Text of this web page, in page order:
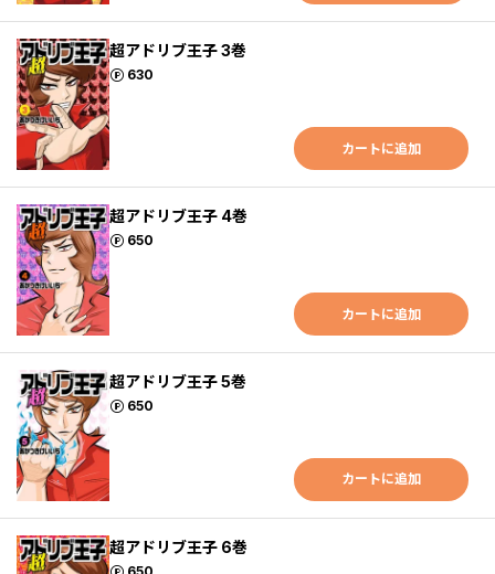
超アドリブ王子 3巻
630
ポイント
カートに追加
超アドリブ王子 4巻
650
ポイント
カートに追加
超アドリブ王子 5巻
650
ポイント
カートに追加
超アドリブ王子 6巻